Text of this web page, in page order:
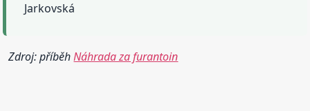
Jarkovská
Zdroj: příběhNáhrada za furantoin